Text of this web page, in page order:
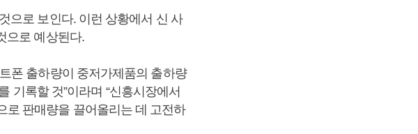
으로 보인다. 이런 상황에서 신 사
으로 예상된다.
폰 출하량이 중저가제품의 출하량
기록할 것”이라며 “신흥시장에서
로 판매량을 끌어올리는 데 고전하